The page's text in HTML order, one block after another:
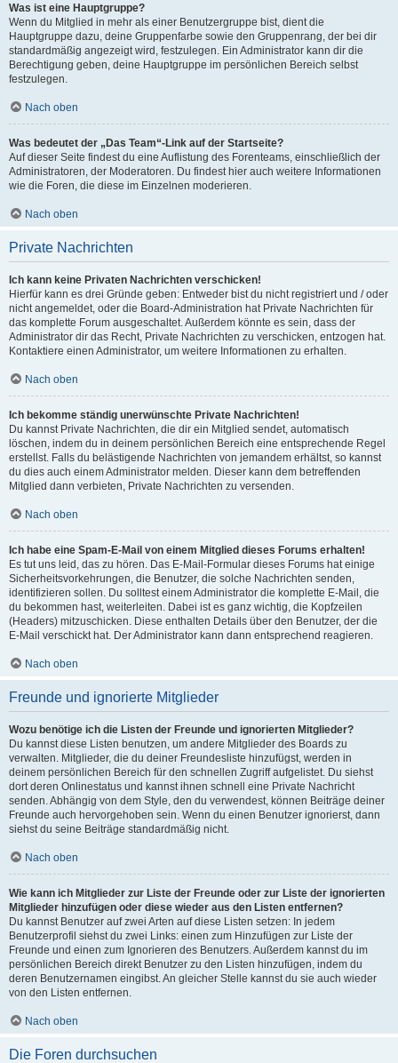
Was ist eine Hauptgruppe?
Wenn du Mitglied in mehr als einer Benutzergruppe bist, dient die
Hauptgruppe dazu, deine Gruppenfarbe sowie den Gruppenrang, der bei dir
standardmäßig angezeigt wird, festzulegen. Ein Administrator kann dir die
Berechtigung geben, deine Hauptgruppe im persönlichen Bereich selbst
festzulegen.
Nach oben
Was bedeutet der „Das Team“-Link auf der Startseite?
Auf dieser Seite findest du eine Auflistung des Forenteams, einschließlich der
Administratoren, der Moderatoren. Du findest hier auch weitere Informationen
wie die Foren, die diese im Einzelnen moderieren.
Nach oben
Private Nachrichten
Ich kann keine Privaten Nachrichten verschicken!
Hierfür kann es drei Gründe geben: Entweder bist du nicht registriert und / oder
nicht angemeldet, oder die Board-Administration hat Private Nachrichten für
das komplette Forum ausgeschaltet. Außerdem könnte es sein, dass der
Administrator dir das Recht, Private Nachrichten zu verschicken, entzogen hat.
Kontaktiere einen Administrator, um weitere Informationen zu erhalten.
Nach oben
Ich bekomme ständig unerwünschte Private Nachrichten!
Du kannst Private Nachrichten, die dir ein Mitglied sendet, automatisch
löschen, indem du in deinem persönlichen Bereich eine entsprechende Regel
erstellst. Falls du belästigende Nachrichten von jemandem erhältst, so kannst
du dies auch einem Administrator melden. Dieser kann dem betreffenden
Mitglied dann verbieten, Private Nachrichten zu versenden.
Nach oben
Ich habe eine Spam-E-Mail von einem Mitglied dieses Forums erhalten!
Es tut uns leid, das zu hören. Das E-Mail-Formular dieses Forums hat einige
Sicherheitsvorkehrungen, die Benutzer, die solche Nachrichten senden,
identifizieren sollen. Du solltest einem Administrator die komplette E-Mail, die
du bekommen hast, weiterleiten. Dabei ist es ganz wichtig, die Kopfzeilen
(Headers) mitzuschicken. Diese enthalten Details über den Benutzer, der die
E-Mail verschickt hat. Der Administrator kann dann entsprechend reagieren.
Nach oben
Freunde und ignorierte Mitglieder
Wozu benötige ich die Listen der Freunde und ignorierten Mitglieder?
Du kannst diese Listen benutzen, um andere Mitglieder des Boards zu
verwalten. Mitglieder, die du deiner Freundesliste hinzufügst, werden in
deinem persönlichen Bereich für den schnellen Zugriff aufgelistet. Du siehst
dort deren Onlinestatus und kannst ihnen schnell eine Private Nachricht
senden. Abhängig von dem Style, den du verwendest, können Beiträge deiner
Freunde auch hervorgehoben sein. Wenn du einen Benutzer ignorierst, dann
siehst du seine Beiträge standardmäßig nicht.
Nach oben
Wie kann ich Mitglieder zur Liste der Freunde oder zur Liste der ignorierten
Mitglieder hinzufügen oder diese wieder aus den Listen entfernen?
Du kannst Benutzer auf zwei Arten auf diese Listen setzen: In jedem
Benutzerprofil siehst du zwei Links: einen zum Hinzufügen zur Liste der
Freunde und einen zum Ignorieren des Benutzers. Außerdem kannst du im
persönlichen Bereich direkt Benutzer zu den Listen hinzufügen, indem du
deren Benutzernamen eingibst. An gleicher Stelle kannst du sie auch wieder
von den Listen entfernen.
Nach oben
Die Foren durchsuchen